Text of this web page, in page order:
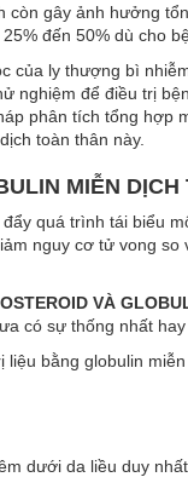
còn gây ảnh hưởng
đến 50% dù cho
của ly thượng bì
nghiệm để điều trị
phân tích tổng hợp
toàn thân này.
MIỄN
đẩy quá trình tái biểu
nguy cơ tử vong
VÀ
có sự thống nhất
liệu bằng globulin
dưới da liều duy